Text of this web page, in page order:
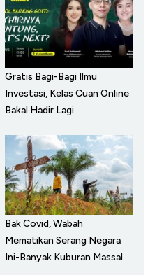
Gratis Bagi-Bagi Ilmu
Investasi, Kelas Cuan Online
Bakal Hadir Lagi
Bak Covid, Wabah
Mematikan Serang Negara
Ini-Banyak Kuburan Massal